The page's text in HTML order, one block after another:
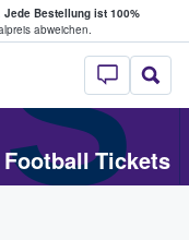
Jede Bestellung ist 100%
abweichen.
StubHub - Wo
Tickets